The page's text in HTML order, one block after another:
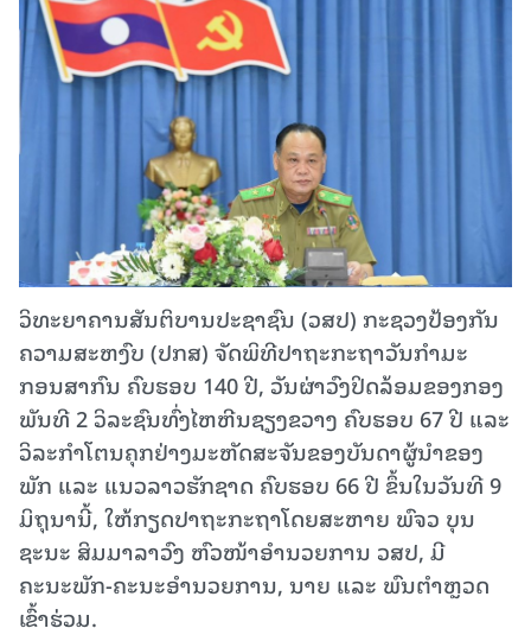
ວິທະຍາຄານສັນຕິບານປະຊາຊົນ (ວສປ) ກະຊວງປ້ອງກັນ
ຄວາມສະຫງົບ (ປກສ) ຈັດພິທີປາຖະກະຖາວັນກໍາມະ
ກອນສາກົນ ຄົບຮອບ 140 ປີ, ວັນຜ່າວົງປິດລ້ອມຂອງກອງ
ພັນທີ 2 ວິລະຊົນທົ່ງໄຫຫີນຊຽງຂວາງ ຄົບຮອບ 67 ປີ ແລະ
ວິລະກໍາໂຕນຄຸກຢ່າງມະຫັດສະຈັນຂອງບັນດາຜູ້ນໍາຂອງ
ພັກ ແລະ ແນວລາວຮັກຊາດ ຄົບຮອບ 66 ປີ ຂຶ້ນໃນວັນທີ 9
ມິຖຸນານີ້, ໃຫ້ກຽດປາຖະກະຖາໂດຍສະຫາຍ ພົຈວ ບຸນ
ຊະນະ ສິມມາລາວົງ ຫົວໜ້າອຳນວຍການ ວສປ, ມີ
ຄະນະພັກ-ຄະນະອຳນວຍການ, ນາຍ ແລະ ພົນຕຳຫຼວດ
ເຂົ້າຮ່ວມ.